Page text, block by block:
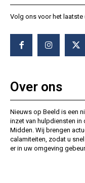
Volg ons voor het
Over ons
Nieuws op Beeld is een
inzet van hulpdiensten in
Midden. Wij brengen
calamiteiten, zodat u
er in uw omgeving